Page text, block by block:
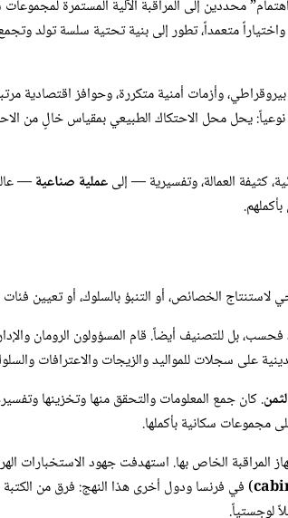
محددين إلى المراقبة الآلية المستمرة
واختياراً متعمداً، تطور إلى بنية تحتية سلسة تولد
وأزمات أمنية متكررة، وحوافز اقتصادية
يحل محل الاحتكاك الطبيعي بمقياس خالٍ من
كثيفة العمالة، وتفسيرية — إلىعملية صناعية—
الخصائص، أو التنبؤ بالسلوك، أو تعيين
بل للتصنيف أيضاً. قام المسؤولون الرومان
على سجلات للمواليد والزيجات والاعترافات
. كان جمع المعلومات والتحقق منها وتخزينها
مجموعات سكانية بأكملها.
المراقبة الخاص بها. استهدفت جهود الاستخبارات
) في فرنسا ودول أخرى هذا النهج: فرق من الكتبة
لوجستياً.